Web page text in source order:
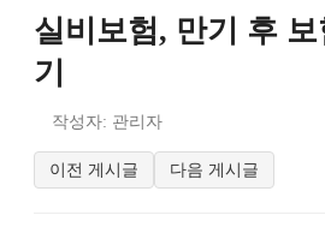
실비보험, 만기 후
기
작성자: 관리자
이전 게시글 다음 게시글